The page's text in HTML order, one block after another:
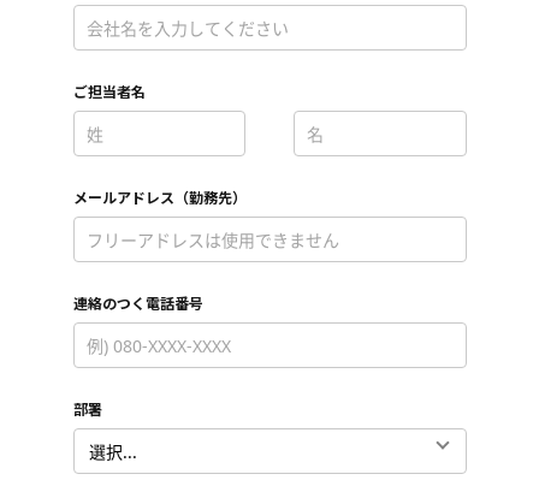
*
ご担当者名
*
*
メールアドレス（勤務先）
*
連絡のつく電話番号
*
部署